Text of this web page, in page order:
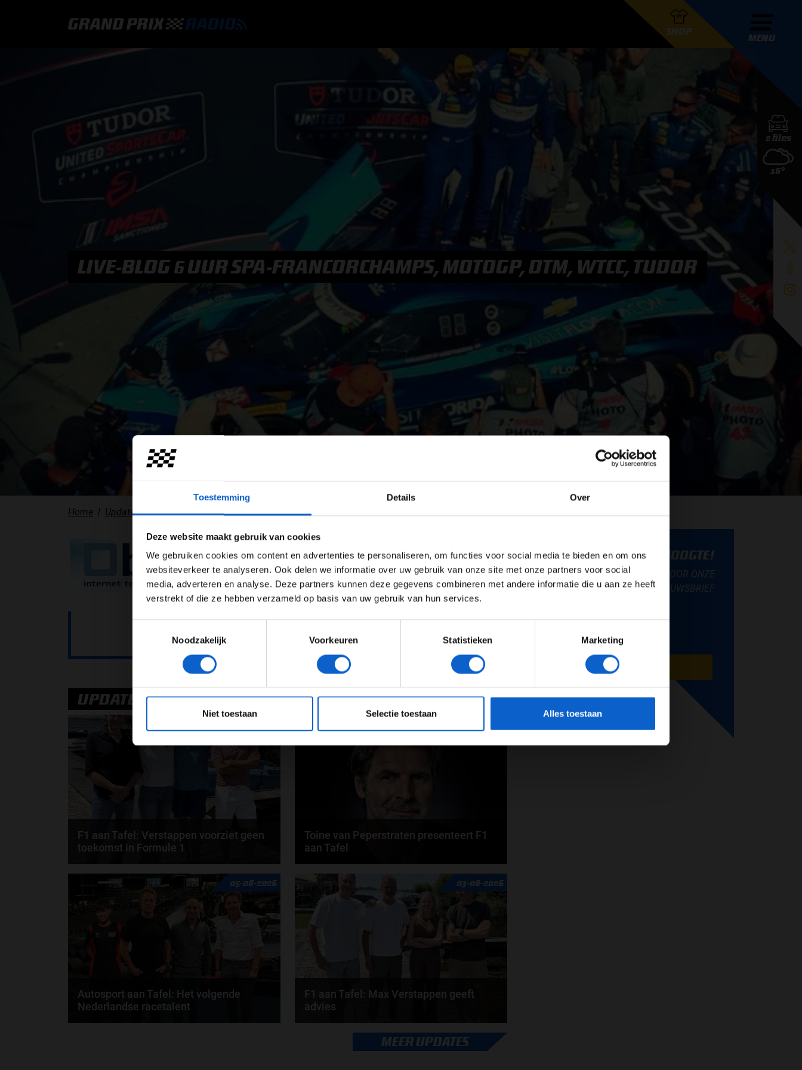
Toestemming Details Over
Deze website maakt gebruik van cookies
We gebruiken cookies om content en advertenties te personaliseren, om functies voor social media te bieden en om ons
websiteverkeer te analyseren. Ook delen we informatie over uw gebruik van onze site met onze partners voor social
media, adverteren en analyse. Deze partners kunnen deze gegevens combineren met andere informatie die u aan ze heeft
verstrekt of die ze hebben verzameld op basis van uw gebruik van hun services.
Noodzakelijk
Voorkeuren Statistieken Marketing
Niet toestaan Selectie toestaan Alles toestaan
SHOP
MENU
2 files
16°
LIVE-BLOG 6 UUR SPA-FRANCORCHAMPS, MOTOGP, DTM, WTCC, TUDOR
Home Updates LIVE-blog 6 Uur Spa-Francorchamps, MotoGP, DTM, WTCC, TUDOR
UPDATES
F1 aan Tafel: Verstappen voorziet geen
toekomst in Formule 1
Max Verstappen wil géén Formule 1-team, de FIA en
de motorfabrikanten zaten niet op één lijn en...
de redactie van Grand Prix Radio
Toine van Peperstraten presenteert F1
aan Tafel
Rob van Someren, Beitske Visser en Frans
Verschuur schuiven aan in de nieuwe F1 aan Tafel.
Iedere...
door
05-08-2026
Autosport aan Tafel: Het volgende
Nederlandse racetalent
03-08-2026
F1 aan Tafel: Max Verstappen geeft
advies
Max Verstappen adviseert Red Bull. Gaat George
Russell weg bij Mercedes? En moet de budgetcap...
MEER UPDATES
BLIJF OP DE HOOGTE!
SCHRIJF JE IN VOOR ONZE
NIEUWSBRIEF
AANMELDEN
GRAND PRIX RADIO
HOE TE BELUISTEREN?
ONLINE RADIO LUISTEREN
GRAND PRIX RADIO APP
PROGRAMMERING
HOE TE BELUISTEREN?
PODCAST PRESENTATOREN
PODCAST F1 AAN TAFEL
GRAND PRIX UPDATES
F1 KALENDER
F1 TEAMS KAMPIOENSCHAP
MAX VERSTAPPEN
AANMELDEN NIEUWSBRIEF
OVER GRAND PRIX RADIO
FOUNDERS
GRAND PRIX RADIO ACTIES
Advertentie instellingen
Toon alle alcoholische drankenadvertenties (18+)
Toon alle kansspelenadvertenties (24+)
JONGER DAN 24 24 JAAR OF OUDER
*Raadpleeg onsprivacybeleidvoor meer informatie over gegevensgebruik en -bescherming.